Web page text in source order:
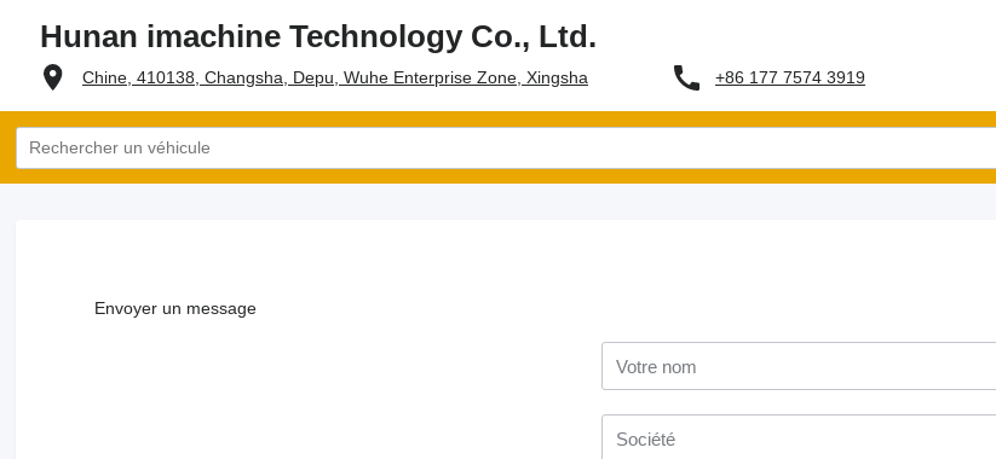
Hunan imachine Technology Co., Ltd.
Chine, 410138, Changsha, Depu, Wuhe Enterprise Zone, Xingsha +86 177 7574 3919
Envoyer un message